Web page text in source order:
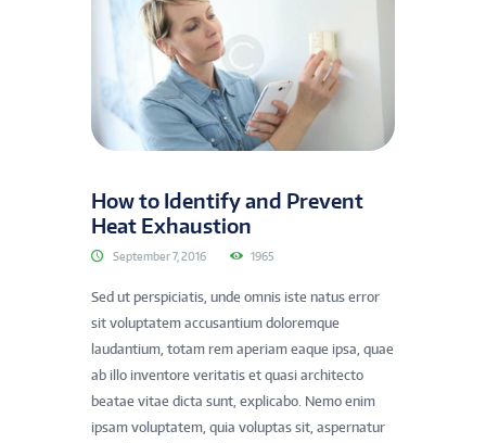
How to Identify and Prevent
Heat Exhaustion
September 7, 2016 1965
Sed ut perspiciatis, unde omnis iste natus error
sit voluptatem accusantium doloremque
laudantium, totam rem aperiam eaque ipsa, quae
ab illo inventore veritatis et quasi architecto
beatae vitae dicta sunt, explicabo. Nemo enim
ipsam voluptatem, quia voluptas sit, aspernatur